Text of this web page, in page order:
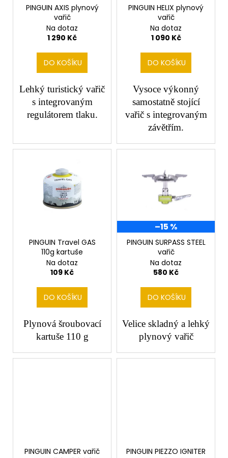
PINGUIN AXIS plynový
vařič
Na dotaz
1 290 Kč
DO KOŠÍKU
Lehký turistický vařič
s integrovaným
regulátorem tlaku.
PINGUIN HELIX plynový
vařič
Na dotaz
1 090 Kč
DO KOŠÍKU
Vysoce výkonný
samostatně stojící
vařič s integrovaným
závětřím.
PINGUIN Travel GAS
110g kartuše
Na dotaz
109 Kč
DO KOŠÍKU
Plynová šroubovací
kartuše 110 g
–15 %
PINGUIN SURPASS STEEL
vařič
Na dotaz
580 Kč
DO KOŠÍKU
Velice skladný a lehký
plynový vařič
PINGUIN CAMPER vařič
PINGUIN PIEZZO IGNITER